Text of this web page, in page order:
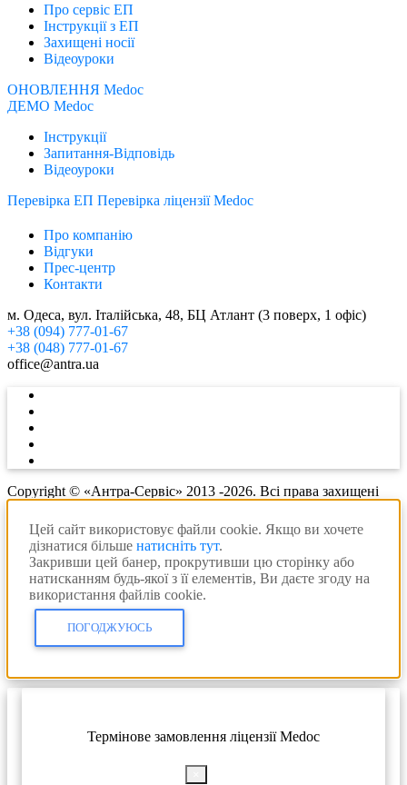
Про сервіс ЕП
Інструкції з ЕП
Захищені носії
Відеоуроки
ОНОВЛЕННЯ Medoc
ДЕМО Medoc
Інструкції
Запитання-Відповідь
Відеоуроки
Перевірка ЕП Перевірка ліцензії Medoc
Про компанію
Відгуки
Прес-центр
Контакти
м. Одеса, вул. Італійська, 48, БЦ Атлант (3 поверх, 1 офіс)
+38 (094) 777-01-67
+38 (048) 777-01-67
office@antra.ua
Copyright © «Антра-Сервіс» 2013 -2026. Всі права захищені
Цей сайт використовує файли cookie. Якщо ви хочете
дізнатися більше натисніть тут.
Закривши цей банер, прокрутивши цю сторінку або
натисканням будь-якої з її елементів, Ви даєте згоду на
використання файлів cookie.
ПОГОДЖУЮСЬ
Термінове замовлення ліцензії Medoc